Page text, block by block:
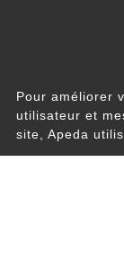
Pour améliorer
utilisateur et
site, Apeda